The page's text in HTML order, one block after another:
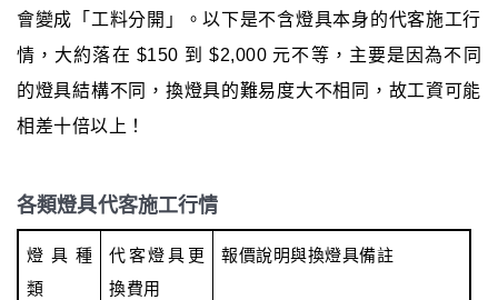
會變成「工料分開」。以下是不含燈具本身的代客施工行
情，大約落在 $150 到 $2,000 元不等，主要是因為不同
的燈具結構不同，換燈具的難易度大不相同，故工資可能
相差十倍以上！
各類燈具代客施工行情
燈具種
類
代客燈具更
換費用
報價說明與換燈具備註